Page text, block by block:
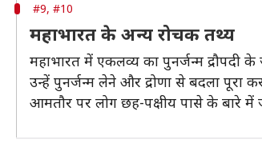
#9, #10
महाभारत के अन्य रोचक तथ्य
महाभारत में एकलव्य का पुनर्जन्म
उन्हें पुनर्जन्म लेने और द्रोणा से बदला पूरा
आमतौर पर लोग छह-पक्षीय पासे के बारे में